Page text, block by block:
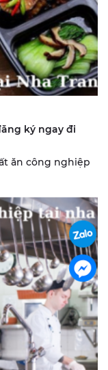
ký ngay đi
ăn công nghiệp